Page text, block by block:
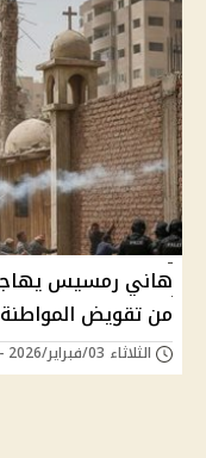
من تقويض المواطنة
الثلاثاء 03/فبراير/2026 - 11:35 م